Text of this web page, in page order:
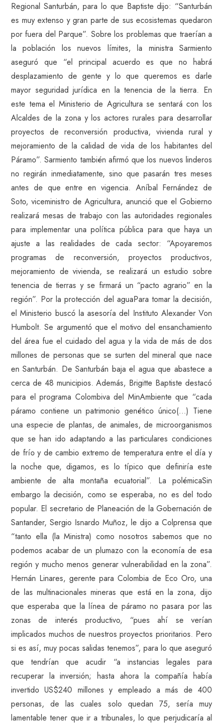
Regional Santurbán, para lo que Baptiste dijo: “Santurbán
es muy extenso y gran parte de sus ecosistemas quedaron
por fuera del Parque”. Sobre los problemas que traerían a
la población los nuevos límites, la ministra Sarmiento
aseguró que “el principal acuerdo es que no habrá
desplazamiento de gente y lo que queremos es darle
mayor seguridad jurídica en la tenencia de la tierra. En
este tema el Ministerio de Agricultura se sentará con los
Alcaldes de la zona y los actores rurales para desarrollar
proyectos de reconversión productiva, vivienda rural y
mejoramiento de la calidad de vida de los habitantes del
Páramo”. Sarmiento también afirmó que los nuevos linderos
no regirán inmediatamente, sino que pasarán tres meses
antes de que entre en vigencia. Aníbal Fernández de
Soto, viceministro de Agricultura, anunció que el Gobierno
realizará mesas de trabajo con las autoridades regionales
para implementar una política pública para que haya un
ajuste a las realidades de cada sector: “Apoyaremos
programas de reconversión, proyectos productivos,
mejoramiento de vivienda, se realizará un estudio sobre
tenencia de tierras y se firmará un “pacto agrario” en la
región”. Por la protección del aguaPara tomar la decisión,
el Ministerio buscó la asesoría del Instituto Alexander Von
Humbolt. Se argumentó que el motivo del ensanchamiento
del área fue el cuidado del agua y la vida de más de dos
millones de personas que se surten del mineral que nace
en Santurbán. De Santurbán baja el agua que abastece a
cerca de 48 municipios. Además, Brigitte Baptiste destacó
para el programa Colombiva del MinAmbiente que “cada
páramo contiene un patrimonio genético único(…) Tiene
una especie de plantas, de animales, de microorganismos
que se han ido adaptando a las particulares condiciones
de frío y de cambio extremo de temperatura entre el día y
la noche que, digamos, es lo típico que definiría este
ambiente de alta montaña ecuatorial”. La polémicaSin
embargo la decisión, como se esperaba, no es del todo
popular. El secretario de Planeación de la Gobernación de
Santander, Sergio Isnardo Muñoz, le dijo a Colprensa que
“tanto ella (la Ministra) como nosotros sabemos que no
podemos acabar de un plumazo con la economía de esa
región y mucho menos generar vulnerabilidad en la zona”.
Hernán Linares, gerente para Colombia de Eco Oro, una
de las multinacionales mineras que está en la zona, dijo
que esperaba que la línea de páramo no pasara por las
zonas de interés productivo, “pues ahí se verían
implicados muchos de nuestros proyectos prioritarios. Pero
si es así, muy pocas salidas tenemos”, para lo que aseguró
que tendrían que acudir “a instancias legales para
recuperar la inversión; hasta ahora la compañía había
invertido US$240 millones y empleado a más de 400
personas, de las cuales solo quedan 75, sería muy
lamentable tener que ir a tribunales, lo que perjudicaría al